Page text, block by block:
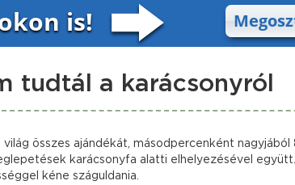
is!
tudtál a karácsonyról
világ összes ajándékát, másodpercenként nagyjából
karácsonyfa alatti elhelyezésével
kéne száguldania.